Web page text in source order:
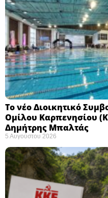
Το νέο Διοικητικό
Ομίλου Καρπενησίου
Δημήτρης Μπαλτάς
5 Αυγούστου 2026